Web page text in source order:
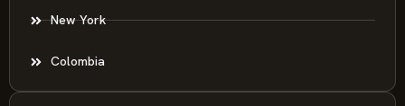
New York
Colombia